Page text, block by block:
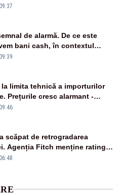
de alarmă. De ce este
bani cash, în contextul
la limita tehnică a importurilor
Prețurile cresc alarmant -
Plus
scăpat de retrogradarea
Agenția Fitch menține ratingul
perspectivă negativă